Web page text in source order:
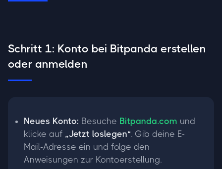
Schritt 1: Konto bei Bitpanda erstellen
oder anmelden
Neues Konto: Besuche Bitpanda.com und
klicke auf „Jetzt loslegen“. Gib deine E-
Mail-Adresse ein und folge den
Anweisungen zur Kontoerstellung.